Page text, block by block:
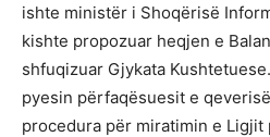
ishte ministër i Shoqërisë
kishte propozuar heqjen e
shfuqizuar Gjykata
pyesin përfaqësuesit e
procedura për miratimin e